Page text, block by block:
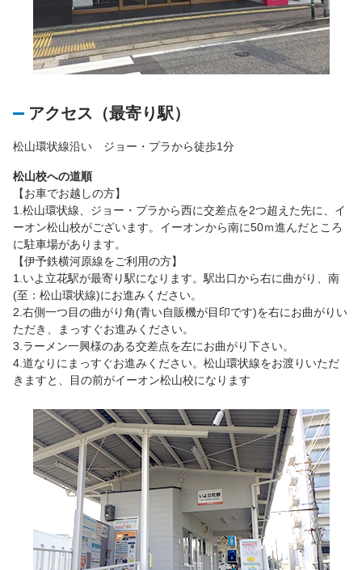
アクセス（最寄り駅）
松山環状線沿い ジョー・プラから徒歩1分
松山校への道順
【お車でお越しの方】
1.松山環状線、ジョー・プラから西に交差点を2つ超えた先に、イ
ーオン松山校がございます。イーオンから南に50ｍ進んだところ
に駐車場があります。
【伊予鉄横河原線をご利用の方】
1.いよ立花駅が最寄り駅になります。駅出口から右に曲がり、南
(至：松山環状線)にお進みください。
2.右側一つ目の曲がり角(青い自販機が目印です)を右にお曲がりい
ただき、まっすぐお進みください。
3.ラーメン一興様のある交差点を左にお曲がり下さい。
4.道なりにまっすぐお進みください。松山環状線をお渡りいただ
きますと、目の前がイーオン松山校になります